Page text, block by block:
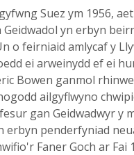
Suez ym 1956,
yn erbyn
o feirniaid amlycaf y
ei arweinydd ef ei
Bowen ganmol
ailgyflwyno
gan Geidwadwyr y
erbyn penderfyniad
Faner Goch ar Fai